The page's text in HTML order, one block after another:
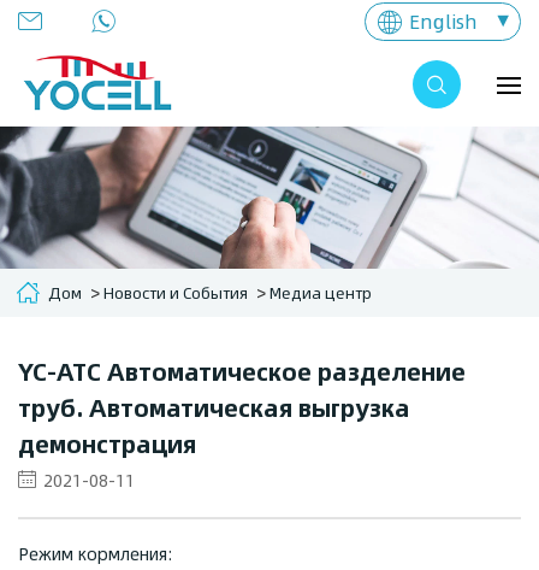
English
Дом Новости и События Медиа центр
YC-ATC Автоматическое разделение
труб. Автоматическая выгрузка
демонстрация
2021-08-11
Режим кормления: